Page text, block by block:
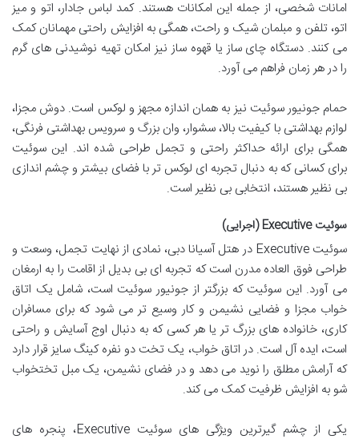
امانات شخصی، از جمله این امکانات هستند. کمد لباس جادار، اتو و میز
اتو، تلفن و مبلمان شیک و راحت، همگی به افزایش راحتی مهمانان کمک
می کنند. دستگاه چای ساز یا قهوه ساز نیز امکان تهیه نوشیدنی های گرم
را در هر زمان فراهم می آورد.
حمام جونیور سوئیت نیز به همان اندازه مجهز و لوکس است. دوش مجزا،
لوازم بهداشتی با کیفیت بالا، سشوار، وان بزرگ و سرویس بهداشتی فرنگی،
همگی برای ارائه حداکثر راحتی و تجمل طراحی شده اند. این سوئیت
برای کسانی که به دنبال تجربه ای لوکس تر با فضای بیشتر و چشم اندازی
بی نظیر هستند، انتخابی بی نظیر است.
سوئیت Executive (اجرایی)
سوئیت Executive در هتل آسیانا دبی، نمادی از نهایت تجمل، وسعت و
طراحی فوق العاده مدرن است که تجربه ای بی بدیل از اقامت را به ارمغان
می آورد. این سوئیت که بزرگتر از جونیور سوئیت است، شامل یک اتاق
خواب مجزا و فضایی نشیمن و کار وسیع تر می شود که برای مسافران
کاری، خانواده های بزرگ تر یا هر کسی که به دنبال اوج آسایش و راحتی
است، ایده آل است. در اتاق خواب، یک تخت دو نفره کینگ سایز قرار دارد
که آرامش مطلق را نوید می دهد و در فضای نشیمن، یک مبل تختخواب
شو به افزایش ظرفیت کمک می کند.
یکی از چشم گیرترین ویژگی های سوئیت Executive، پنجره های